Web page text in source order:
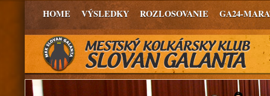
HOME VÝSLEDKY ROZLOSOVANIE GA24-